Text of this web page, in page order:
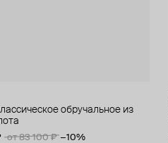
обручальное из
от 83 100 ₽ −10%